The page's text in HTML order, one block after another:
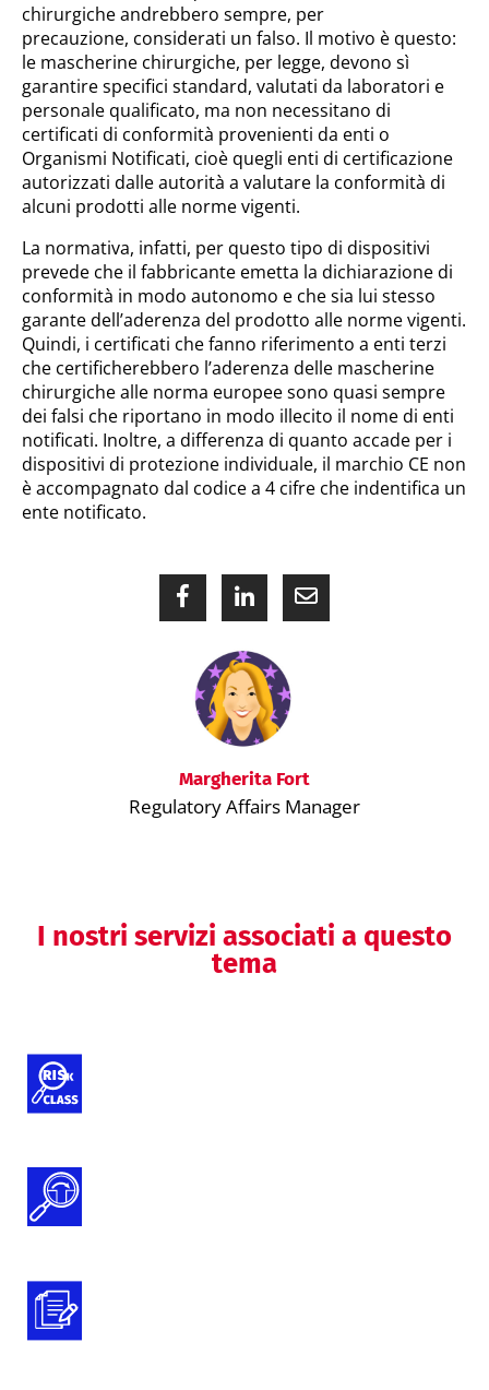
chirurgiche andrebbero sempre, per
precauzione, considerati un falso. Il motivo è questo:
le mascherine chirurgiche, per legge, devono sì
garantire specifici standard, valutati da laboratori e
personale qualificato, ma non necessitano di
certificati di conformità provenienti da enti o
Organismi Notificati, cioè quegli enti di certificazione
autorizzati dalle autorità a valutare la conformità di
alcuni prodotti alle norme vigenti.
La normativa, infatti, per questo tipo di dispositivi
prevede che il fabbricante emetta la dichiarazione di
conformità in modo autonomo e che sia lui stesso
garante dell’aderenza del prodotto alle norme vigenti.
Quindi, i certificati che fanno riferimento a enti terzi
che certificherebbero l’aderenza delle mascherine
chirurgiche alle norma europee sono quasi sempre
dei falsi che riportano in modo illecito il nome di enti
notificati. Inoltre, a differenza di quanto accade per i
dispositivi di protezione individuale, il marchio CE non
è accompagnato dal codice a 4 cifre che indentifica un
ente notificato.
Margherita Fort
Regulatory Affairs Manager
I nostri servizi associati a questo
tema